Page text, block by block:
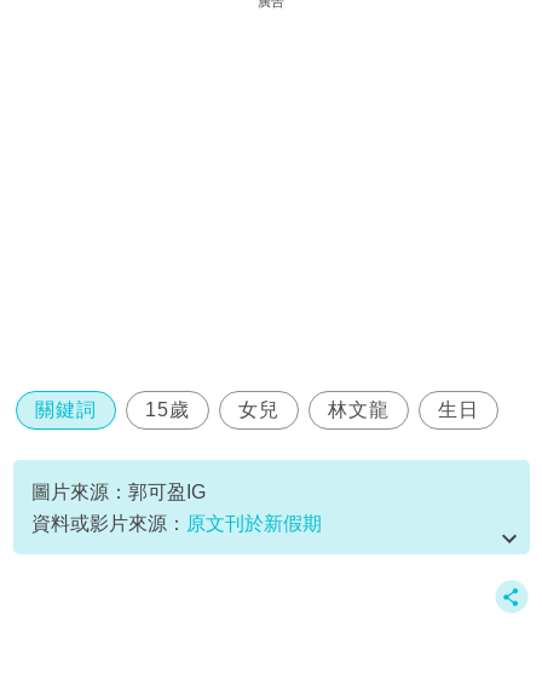
關鍵詞 15歲 女兒 林文龍 生日
圖片來源：郭可盈IG
資料或影片來源： 原文刊於新假期